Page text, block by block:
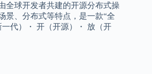
全球开发者共建的开源分布式操
景、分布式等特点，是一款“全
一代）・ 开（开源）・ 放（开